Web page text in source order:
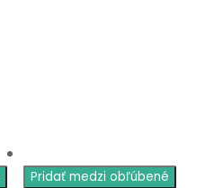
Pridať medzi obľúbené